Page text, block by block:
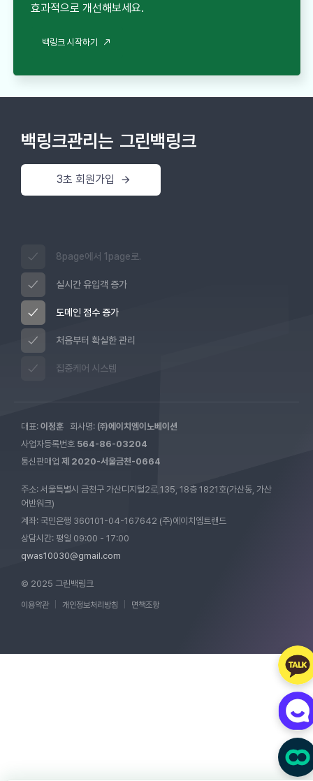
효과적으로 개선해보세요.
백링크 시작하기
백링크관리는 그린백링크
3초 회원가입
8page에서 1page로.
실시간 유입객 증가
도메인 점수 증가
처음부터 확실한 관리
집중케어 시스템
대표: 이정훈 회사명: ㈜에이치엠이노베이션
사업자등록번호 564-86-03204
통신판매업 제 2020-서울금천-0664
주소: 서울특별시 금천구 가산디지털2로 135, 18층 1821호(가산동, 가산
어반워크)
계좌: 국민은행 360101-04-167642 (주)에이치엠트랜드
상담시간: 평일 09:00 - 17:00
qwas10030@gmail.com
© 2025 그린백링크
이용약관 개인정보처리방침 면책조항